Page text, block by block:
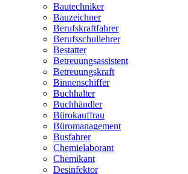
Bautechniker
Bauzeichner
Berufskraftfahrer
Berufsschullehrer
Bestatter
Betreuungsassistent
Betreuungskraft
Binnenschiffer
Buchhalter
Buchhändler
Bürokauffrau
Büromanagement
Busfahrer
Chemielaborant
Chemikant
Desinfektor